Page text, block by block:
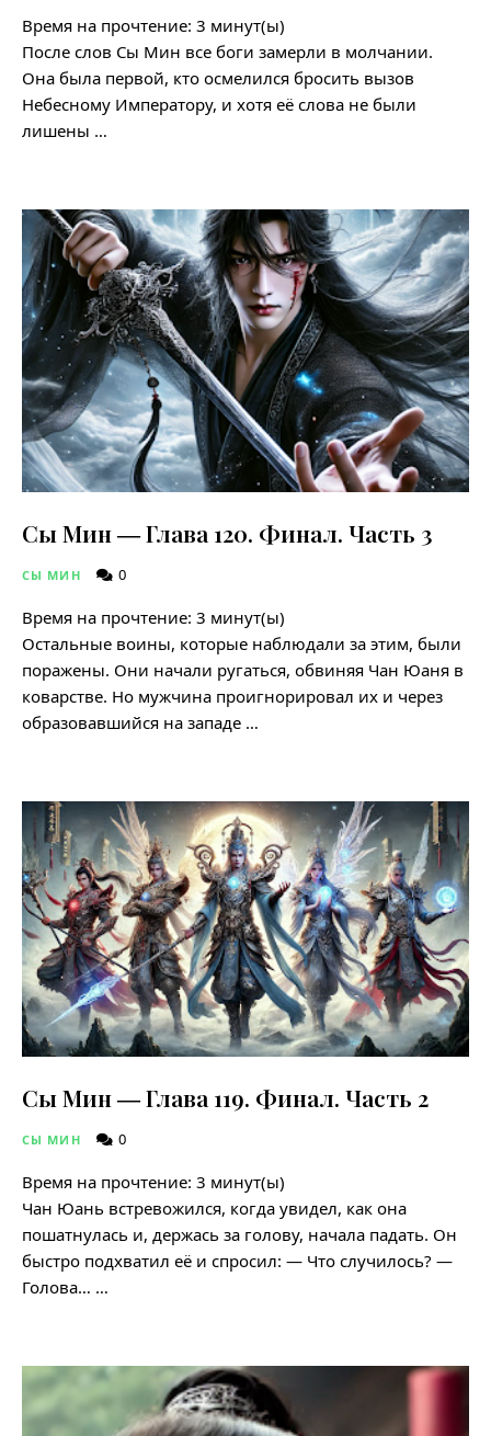
Время на прочтение: 3 минут(ы)
После слов Сы Мин все боги замерли в молчании.
Она была первой, кто осмелился бросить вызов
Небесному Императору, и хотя её слова не были
лишены …
Сы Мин ― Глава 120. Финал. Часть 3
СЫ МИН 0
Время на прочтение: 3 минут(ы)
Остальные воины, которые наблюдали за этим, были
поражены. Они начали ругаться, обвиняя Чан Юаня в
коварстве. Но мужчина проигнорировал их и через
образовавшийся на западе …
Сы Мин ― Глава 119. Финал. Часть 2
СЫ МИН 0
Время на прочтение: 3 минут(ы)
Чан Юань встревожился, когда увидел, как она
пошатнулась и, держась за голову, начала падать. Он
быстро подхватил её и спросил: — Что случилось? —
Голова… …